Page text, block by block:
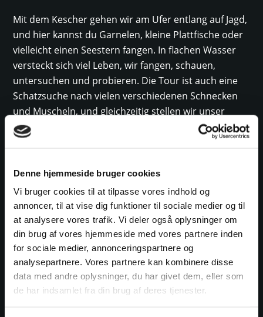
Denne hjemmeside bruger cookies
Vi bruger cookies til at tilpasse vores indhold og
annoncer, til at vise dig funktioner til sociale medier og til
at analysere vores trafik. Vi deler også oplysninger om
din brug af vores hjemmeside med vores partnere inden
for sociale medier, annonceringspartnere og
analysepartnere. Vores partnere kan kombinere disse
data med andre oplysninger, du har givet dem, eller som
de har indsamlet fra din brug af deres tjenester.
Mit dem Kescher gehen wir am Ufer entlang auf Jagd,
und hier kannst du Garnelen, kleine Plattfische oder
vielleicht einen Seestern fangen. In flachen Wasser
versteckt sich viel Leben, wir fangen, schauen,
untersuchen und probieren. Die Tour ist auch eine
Schatzsuche nach vielen verschiedenen Schnecken
und Muscheln, und gleichzeitig stellen wir unser
Wissen bei Strandspielen unter Beweis. Gehen Sie
mit der ganzen Familie auf Expedition in unserem
Praktisch:
Dauer 2 Stunden Sprache Deutsch
Da wir ins Wasser gehen, sind Shorts oder
Badekleidung von Vorteil. Bringen Sie bitte einen
zusätzlichen Pullover mit.